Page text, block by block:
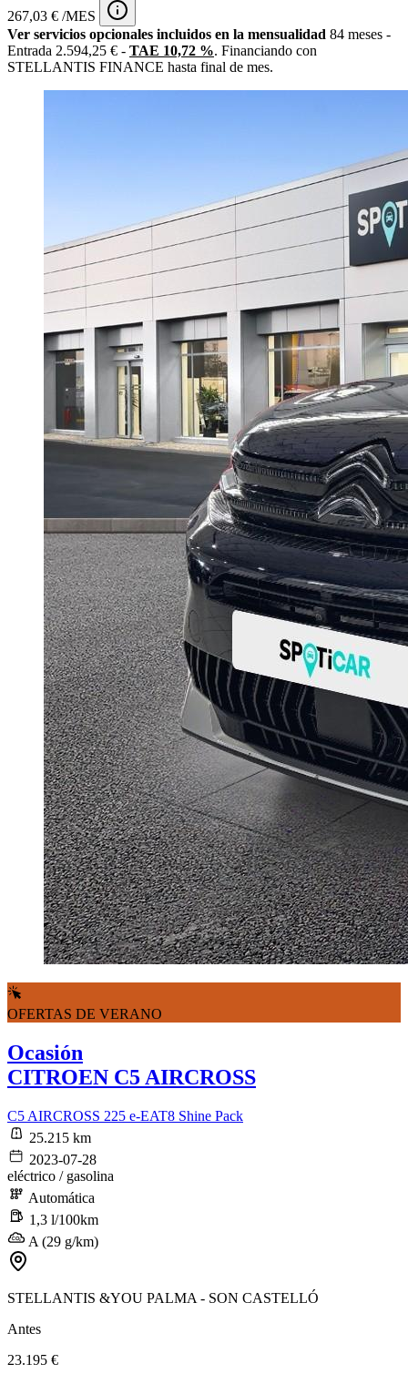
267,03 € /MES
Ver servicios opcionales incluidos en la mensualidad 84 meses -
Entrada 2.594,25 € - TAE 10,72 %. Financiando con
STELLANTIS FINANCE hasta final de mes.
OFERTAS DE VERANO
Ocasión
CITROEN C5 AIRCROSS
C5 AIRCROSS 225 e-EAT8 Shine Pack
25.215 km
2023-07-28
eléctrico / gasolina
Automática
1,3 l/100km
A (29 g/km)
STELLANTIS &YOU PALMA - SON CASTELLÓ
Antes
23.195 €